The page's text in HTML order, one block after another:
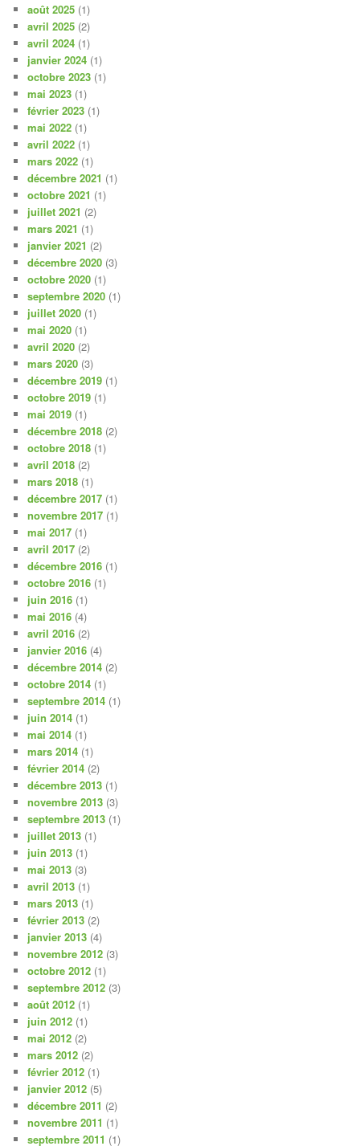
août 2025 (1)
avril 2025 (2)
avril 2024 (1)
janvier 2024 (1)
octobre 2023 (1)
mai 2023 (1)
février 2023 (1)
mai 2022 (1)
avril 2022 (1)
mars 2022 (1)
décembre 2021 (1)
octobre 2021 (1)
juillet 2021 (2)
mars 2021 (1)
janvier 2021 (2)
décembre 2020 (3)
octobre 2020 (1)
septembre 2020 (1)
juillet 2020 (1)
mai 2020 (1)
avril 2020 (2)
mars 2020 (3)
décembre 2019 (1)
octobre 2019 (1)
mai 2019 (1)
décembre 2018 (2)
octobre 2018 (1)
avril 2018 (2)
mars 2018 (1)
décembre 2017 (1)
novembre 2017 (1)
mai 2017 (1)
avril 2017 (2)
décembre 2016 (1)
octobre 2016 (1)
juin 2016 (1)
mai 2016 (4)
avril 2016 (2)
janvier 2016 (4)
décembre 2014 (2)
octobre 2014 (1)
septembre 2014 (1)
juin 2014 (1)
mai 2014 (1)
mars 2014 (1)
février 2014 (2)
décembre 2013 (1)
novembre 2013 (3)
septembre 2013 (1)
juillet 2013 (1)
juin 2013 (1)
mai 2013 (3)
avril 2013 (1)
mars 2013 (1)
février 2013 (2)
janvier 2013 (4)
novembre 2012 (3)
octobre 2012 (1)
septembre 2012 (3)
août 2012 (1)
juin 2012 (1)
mai 2012 (2)
mars 2012 (2)
février 2012 (1)
janvier 2012 (5)
décembre 2011 (2)
novembre 2011 (1)
septembre 2011 (1)